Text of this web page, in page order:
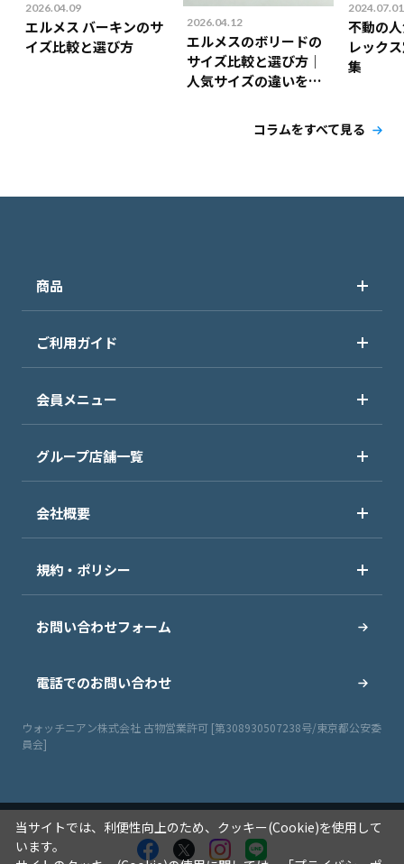
2026.04.09
エルメス バーキンのサ
イズ比較と選び方
2026.04.12
エルメスのボリードの
サイズ比較と選び方｜
人気サイズの違いを解
2024.07.01
不動の
レック
集
コラムをすべて見る
商品
ご利用ガイド
会員メニュー
グループ店舗一覧
会社概要
規約・ポリシー
お問い合わせフォーム
電話でのお問い合わせ
ウォッチニアン株式会社 古物営業許可 [第308930507238号/東京都公安委
員会]
当サイトでは、利便性向上のため、クッキー(Cookie)を使用して
います。